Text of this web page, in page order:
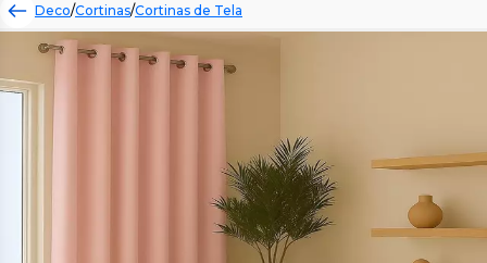
Deco/Cortinas/Cortinas de Tela